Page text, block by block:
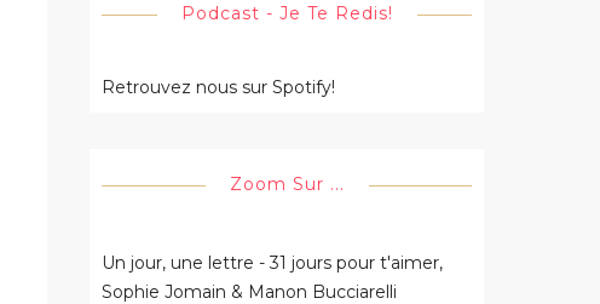
Podcast - Je Te Redis!
Retrouvez nous sur Spotify!
Zoom Sur ...
Un jour, une lettre - 31 jours pour t'aimer,
Sophie Jomain & Manon Bucciarelli